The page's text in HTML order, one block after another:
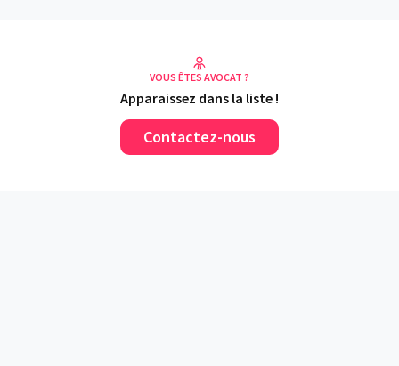
VOUS ÊTES AVOCAT ?
Apparaissez dans la liste !
Contactez-nous